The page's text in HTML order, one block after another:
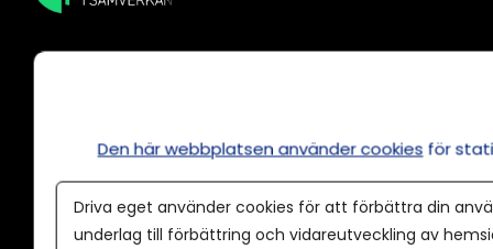
Annonsera
Våra användarvillkor
Den här webbplatsen använder cookies för
Driva eget använder cookies för att förbättra din
underlag till förbättring och vidareutveckling av